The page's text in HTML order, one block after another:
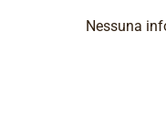
Nessuna